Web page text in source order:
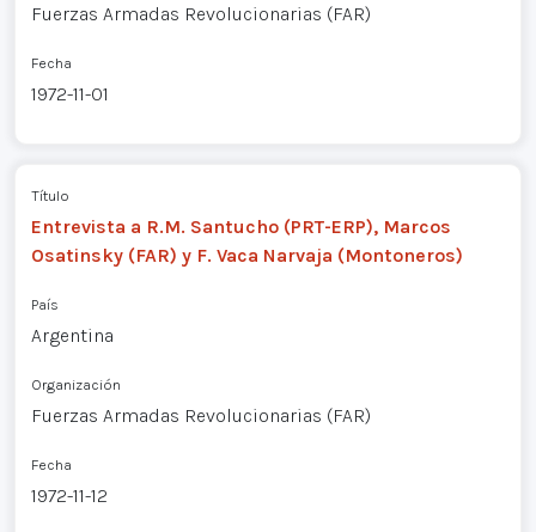
Fuerzas Armadas Revolucionarias (FAR)
Fecha
1972-11-01
Título
Entrevista a R.M. Santucho (PRT-ERP), Marcos
Osatinsky (FAR) y F. Vaca Narvaja (Montoneros)
País
Argentina
Organización
Fuerzas Armadas Revolucionarias (FAR)
Fecha
1972-11-12